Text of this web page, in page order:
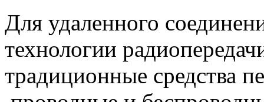
Для удаленного
технологии
традиционные средства